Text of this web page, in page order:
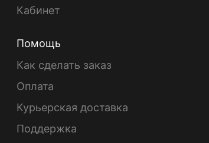
Кабинет
Помощь
Как сделать заказ
Оплата
Курьерская доставка
Поддержка